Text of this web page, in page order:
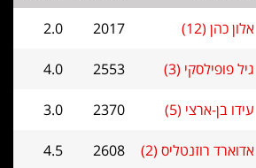
אלון כהן (12) 2017
2.0
גיל פופילסקי (3) 2553
4.0
עידו בן-ארצי (5) 2370
3.0
אדוארד רוזנטליס (2) 2608
4.5